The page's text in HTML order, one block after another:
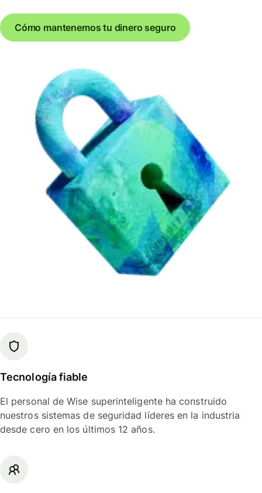
Cómo mantenemos tu dinero seguro
Tecnología fiable
El personal de Wise superinteligente ha construido
nuestros sistemas de seguridad líderes en la industria
desde cero en los últimos 12 años.